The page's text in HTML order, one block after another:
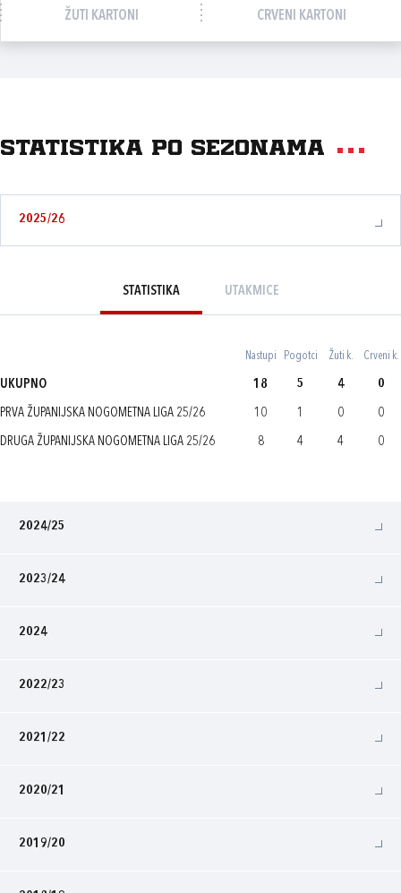
ŽUTI KARTONI CRVENI KARTONI
Statistika po sezonama
2025/26
STATISTIKA UTAKMICE
Nastupi Pogotci Žuti k. Crveni k.
UKUPNO 18 5 4 0
PRVA ŽUPANIJSKA NOGOMETNA LIGA 25/26 10 1 0 0
DRUGA ŽUPANIJSKA NOGOMETNA LIGA 25/26 8 4 4 0
2024/25
2023/24
2024
2022/23
2021/22
2020/21
2019/20